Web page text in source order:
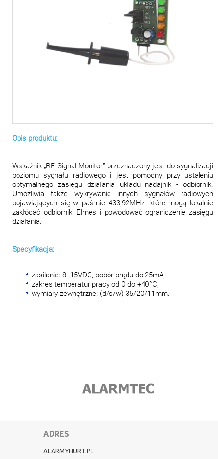
Opis produktu:
Wskaźnik „RF Signal Monitor” przeznaczony jest do sygnalizacji
poziomu sygnału radiowego i jest pomocny przy ustaleniu
optymalnego zasięgu działania układu nadajnik - odbiornik.
Umożliwia także wykrywanie innych sygnałów radiowych
pojawiających się w paśmie 433,92MHz, które mogą lokalnie
zakłócać odbiorniki Elmes i powodować ograniczenie zasięgu
działania.
Specyfikacja:
zasilanie: 8..15VDC, pobór prądu do 25mA,
zakres temperatur pracy od 0 do +40°C,
wymiary zewnętrzne: (d/s/w) 35/20/11mm.
ADRES
ALARMYHURT.PL